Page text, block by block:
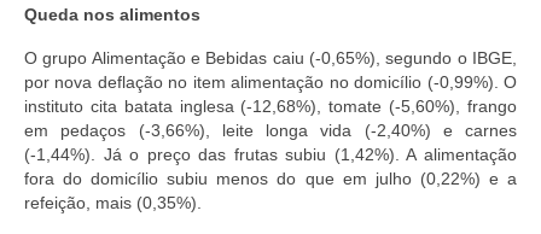
Queda nos alimentos
O grupo Alimentação e Bebidas caiu (-0,65%), segundo o IBGE,
por nova deflação no item alimentação no domicílio (-0,99%). O
instituto cita batata inglesa (-12,68%), tomate (-5,60%), frango
em pedaços (-3,66%), leite longa vida (-2,40%) e carnes
(-1,44%). Já o preço das frutas subiu (1,42%). A alimentação
fora do domicílio subiu menos do que em julho (0,22%) e a
refeição, mais (0,35%).